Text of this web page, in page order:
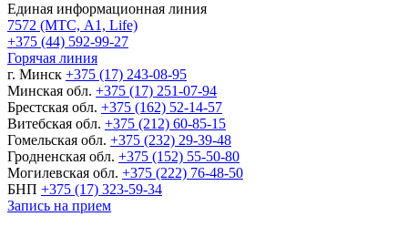
Единая информационная линия
7572 (МТС, A1, Life)
+375 (44) 592-99-27
Горячая линия
г. Минск +375 (17) 243-08-95
Минская обл. +375 (17) 251-07-94
Брестская обл. +375 (162) 52-14-57
Витебская обл. +375 (212) 60-85-15
Гомельская обл. +375 (232) 29-39-48
Гродненская обл. +375 (152) 55-50-80
Могилевская обл. +375 (222) 76-48-50
БНП +375 (17) 323-59-34
Запись на прием